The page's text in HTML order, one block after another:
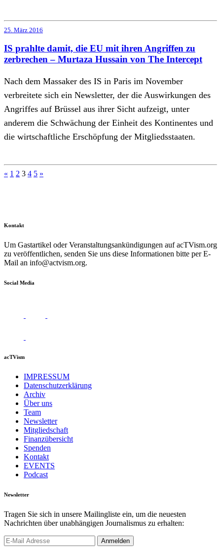
25. März 2016
IS prahlte damit, die EU mit ihren Angriffen zu
zerbrechen – Murtaza Hussain von The Intercept
Nach dem Massaker des IS in Paris im November
verbreitete sich ein Newsletter, der die Auswirkungen des
Angriffes auf Brüssel aus ihrer Sicht aufzeigt, unter
anderem die Schwächung der Einheit des Kontinentes und
die wirtschaftliche Erschöpfung der Mitgliedsstaaten.
Seitennummerierung
« 1 2 3 4 5 »
Kontakt
Um Gastartikel oder Veranstaltungsankündigungen auf acTVism.org
zu veröffentlichen, senden Sie uns diese Informationen bitte per E-
Mail an info@actvism.org.
Social Media
acTVism
IMPRESSUM
Datenschutzerklärung
Archiv
Über uns
Team
Newsletter
Mitgliedschaft
Finanzübersicht
Spenden
Kontakt
EVENTS
Podcast
Newsletter
Tragen Sie sich in unsere Mailingliste ein, um die neuesten
Nachrichten über unabhängigen Journalismus zu erhalten: